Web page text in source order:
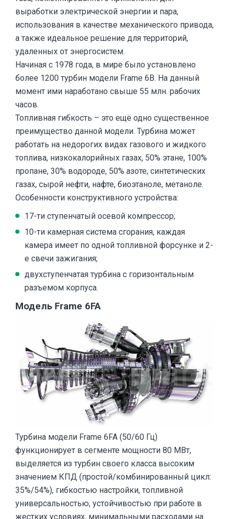
выработки электрической энергии и пара,
использования в качестве механического привода,
а также идеальное решение для территорий,
удаленных от энергосистем.
Начиная с 1978 года, в мире было установлено
более 1200 турбин модели Frame 6B. На данный
момент ими наработано свыше 55 млн. рабочих
часов.
Топливная гибкость – это ещё одно существенное
преимущество данной модели. Турбина может
работать на недорогих видах газового и жидкого
топлива, низкокалорийных газах, 50% этане, 100%
пропане, 30% водороде, 50% азоте, синтетических
газах, сырой нефти, нафте, биоэтаноле, метаноле.
Особенности конструктивного устройства:
17-ти ступенчатый осевой компрессор;
10-ти камерная система сгорания, каждая
камера имеет по одной топливной форсунке и 2-
е свечи зажигания;
двухступенчатая турбина с горизонтальным
разъемом корпуса.
Модель Frame 6FA
Турбина модели Frame 6FA (50/60 Гц)
функционирует в сегменте мощности 80 МВт,
выделяется из турбин своего класса высоким
значением КПД (простой/комбинированный цикл:
35%/54%), гибкостью настройки, топливной
универсальностью, устойчивостью при работе в
жестких условиях, минимальными расходами на